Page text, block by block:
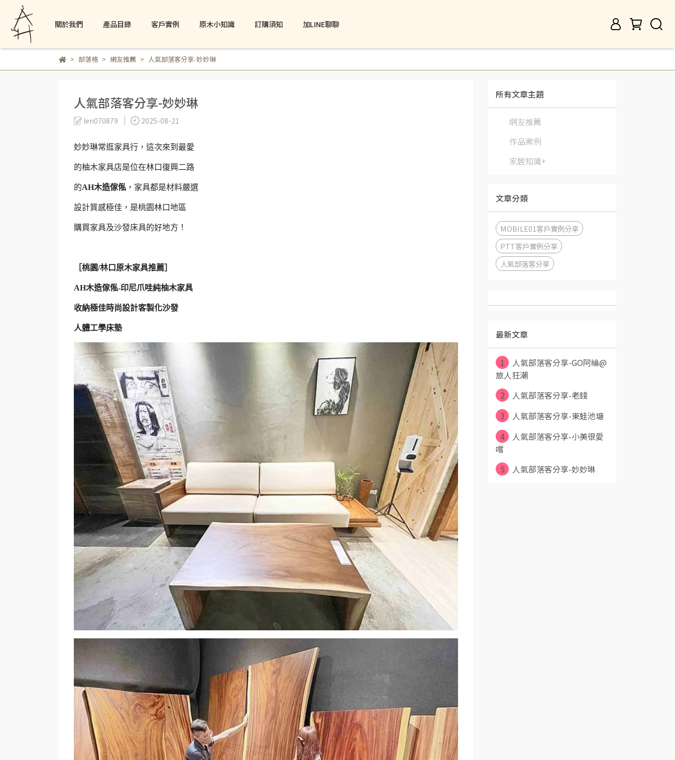
關於我們 產品目錄 客戶實例 原木小知識 訂購須知 加LINE聊聊
部落格 網友推薦 人氣部落客分享-妙妙琳
人氣部落客分享-妙妙琳
len070879 2025-08-21
妙妙琳常逛家具行，這次來到最愛
的柚木家具店是位在林口復興二路
的AH木造傢俬 ，家具都是材料嚴選
設計質感極佳，是桃園林口地區
購買家具及沙發床具的好地方！
［桃園/林口原木家具推薦］
AH木造傢俬-印尼爪哇純柚木家具
收納極佳時尚設計客製化沙發
人體工學床墊
所有文章主題
網友推薦
作品案例
家居知識+
文章分類
MOBILE01客戶實例分享
PTT客戶實例分享
人氣部落客分享
最新文章
1
人氣部落客分享-GO阿綸@
旅人狂潮
2
人氣部落客分享-老錢
3
人氣部落客分享-東蛙池塘
4
人氣部落客分享-小美很愛
嚐
5
人氣部落客分享-妙妙琳